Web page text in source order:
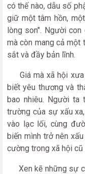
có thế nào, dẫu số
giữ một tâm hồn,
lòng son". Người
mà còn mang cả một
sắt và đầy bản lĩnh.
Giá mà xã hội xưa
biết yêu thương và
bao nhiêu. Người ta
trường của sự xấu
vào lạc lối, cùng
biến mình trở nên
cường trong xã hội
Xen kẽ những sự